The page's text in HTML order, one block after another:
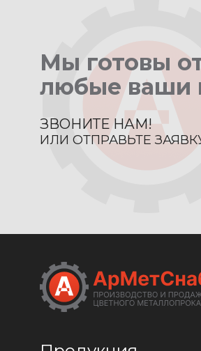
Мы готовы
любые ваши
ЗВОНИТЕ НАМ!
ИЛИ ОТПРАВЬТЕ